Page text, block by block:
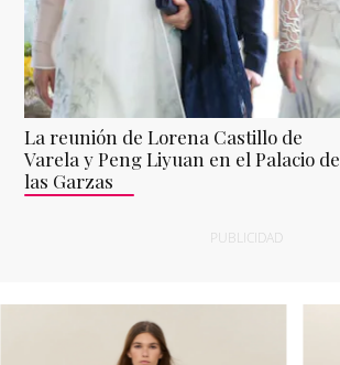
La reunión de Lorena Castillo de
Varela y Peng Liyuan en el Palacio de
las Garzas
PUBLICIDAD